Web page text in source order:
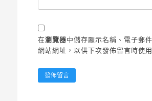
在瀏覽器中儲存顯示名稱、電子郵
網站網址，以供下次發佈留言時使用